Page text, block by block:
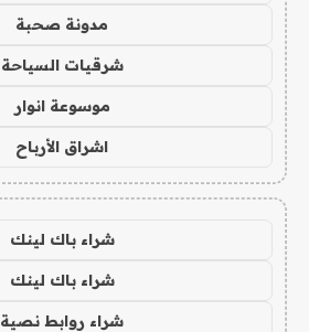
مدونة صحبة
شرقيات السياحة
موسوعة انوار
اشراق الأرباح
شراء باك لينك
شراء باك لينك
شراء روابط نصية